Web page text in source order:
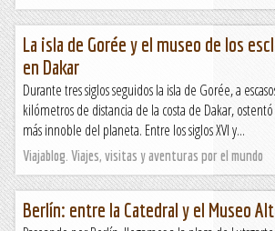
La isla de Gorée y el museo de los
en Dakar
Durante tres siglos seguidos la isla de Gorée, a
kilómetros de distancia de la costa de Dakar,
más innoble del planeta. Entre los siglos XVI y...
Viajablog. Viajes, visitas y aventuras por el mundo
Berlín: entre la Catedral y el Museo